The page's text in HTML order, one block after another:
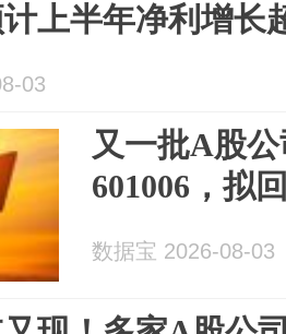
上半年净利增长
03
又一批A股
601006，拟
数据宝 2026-08-03